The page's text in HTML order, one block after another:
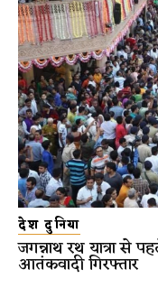
देश दुनिया
जगन्नाथ रथ यात्रा से
आतंकवादी गिरफ्तार